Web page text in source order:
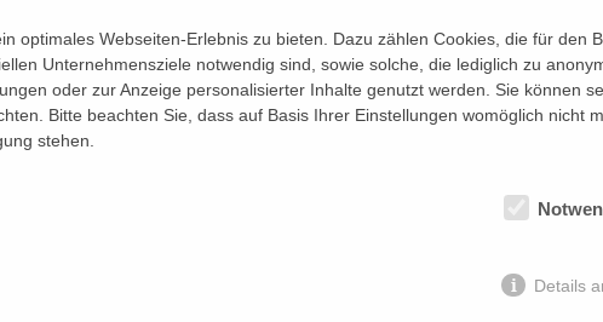
diese Veranstaltung an:
Ich
optimales Webseiten-Erlebnis zu bieten. Dazu zählen Cookies, die für den
Unternehmensziele notwendig sind, sowie solche, die lediglich zu
oder zur Anzeige personalisierter Inhalte genutzt werden. Sie können
Bitte beachten Sie, dass auf Basis Ihrer Einstellungen womöglich nicht
stehen.
Details